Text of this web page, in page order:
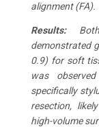
alignment (FA).
Results:Both
demonstrated
0.9) for soft
was
specifically
resection,
high-volume